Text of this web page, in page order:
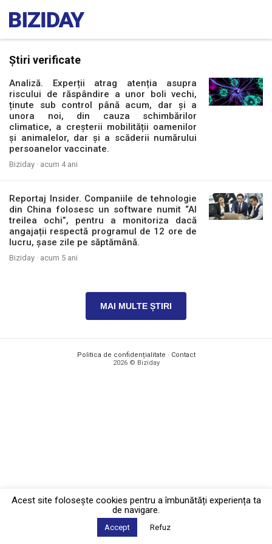
Știri verificate
Analiză. Experții atrag atenția asupra
riscului de răspândire a unor boli vechi,
ținute sub control până acum, dar și a
unora noi, din cauza schimbărilor
climatice, a creșterii mobilității oamenilor
și animalelor, dar și a scăderii numărului
persoanelor vaccinate.
Biziday · acum 4 ani
Reportaj Insider. Companiile de tehnologie
din China folosesc un software numit “Al
treilea ochi”, pentru a monitoriza dacă
angajații respectă programul de 12 ore de
lucru, șase zile pe săptămână.
Biziday · acum 5 ani
MAI MULTE ȘTIRI
Politica de confidențialitate · Contact
2026 © Biziday
Acest site foloseşte cookies pentru a îmbunătăți experiența ta
de navigare.
Accept Refuz